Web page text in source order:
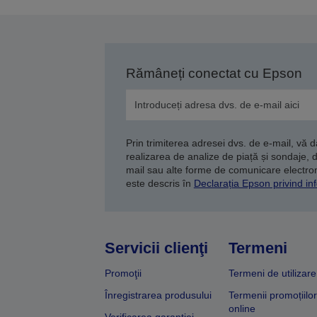
Rămâneți conectat cu Epson
Prin trimiterea adresei dvs. de e-mail, vă
realizarea de analize de piață și sondaje,
mail sau alte forme de comunicare
este descris în Declarația Epson privind
Servicii clienţi
Promoţii
Înregistrarea produsului
Termeni
Termeni de utilizare
Termenii promoțiilor
online